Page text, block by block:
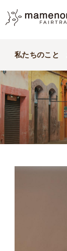
私たちのこと